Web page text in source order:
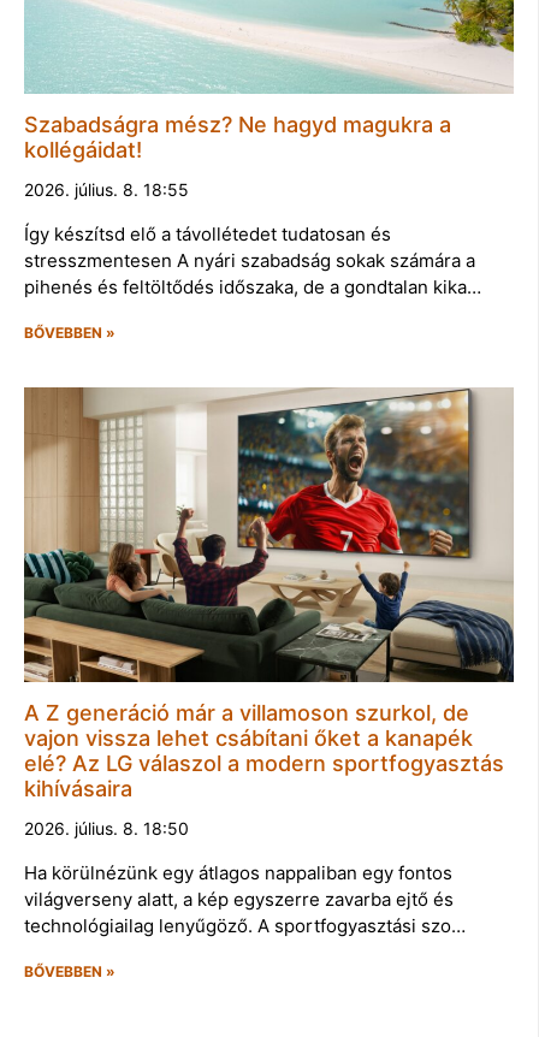
Szabadságra mész? Ne hagyd magukra a
kollégáidat!
2026. július. 8. 18:55
Így készítsd elő a távollétedet tudatosan és
stresszmentesen A nyári szabadság sokak számára a
pihenés és feltöltődés időszaka, de a gondtalan kika…
BŐVEBBEN »
A Z generáció már a villamoson szurkol, de
vajon vissza lehet csábítani őket a kanapék
elé? Az LG válaszol a modern sportfogyasztás
kihívásaira
2026. július. 8. 18:50
Ha körülnézünk egy átlagos nappaliban egy fontos
világverseny alatt, a kép egyszerre zavarba ejtő és
technológiailag lenyűgöző. A sportfogyasztási szo…
BŐVEBBEN »